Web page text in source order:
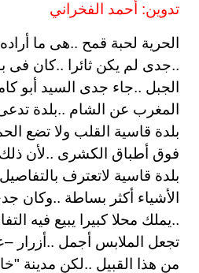
تدوين: أحمد الفخراني
الحرية لحبة قمح ..هى ما
..جدى لم يكن ثائرا ..كان فى
الجبل ..جاء جدى السيد أبو
المغرب عن الشام ..بلدة
بلدة قاسية القلب ولا تضع
فوق أطباق الكشرى ..لأن ذلك
بلدة قاسية لاتعترف
الأشياء أكثر بساطة ..وكان
..يملك محلا كبيرا يبيع فيه
تجعل الملابس أجمل ..أزرار
من هذا القبيل ..لكن مدينة